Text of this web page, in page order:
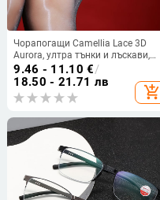
Чорапогащи Camellia Lace 3D
Aurora, ултра тънки и лъскави,
секси стил, денир 5d, плат Nylon
9.46 - 11.10 €/
18.50 - 21.71 лв
add_shopping_cart